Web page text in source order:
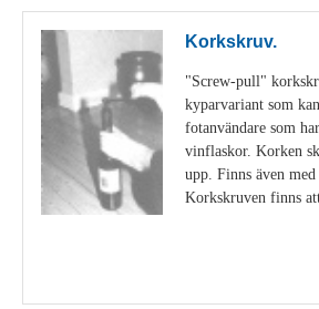
Korkskruv.
"Screw-pull"
kyparvariant som
fotanvändare som
vinflaskor. Korken
upp. Finns även
Korkskruven finns